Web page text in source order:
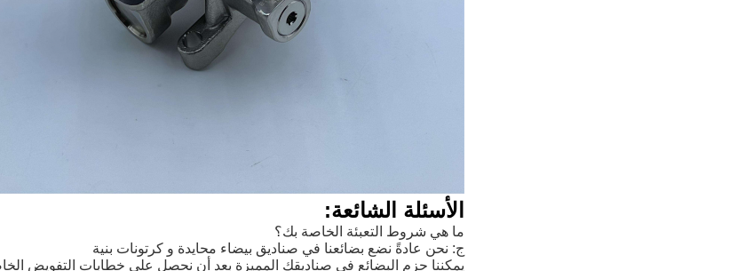
الأسئلة الشائعة:
ما هي شروط التعبئة الخاصة بك؟
ج: نحن عادةً نضع بضائعنا في صناديق بيضاء محايدة و كرتونات بنية
يمكننا حزم البضائع في صناديقك المميزة بعد أن نحصل على خطابات التفويض